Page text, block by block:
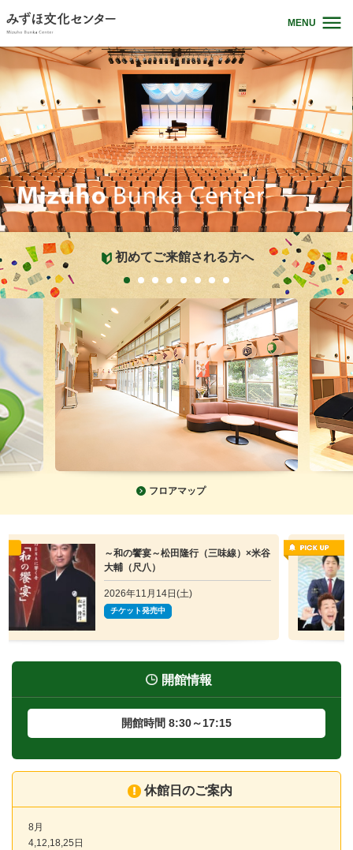
MENU
初めてご来館される方へ
フロアマップ
×米谷 みずほ寄席葉月公演
2026年8月22日(土)
開館情報
開館時間 8:30～17:15
休館日のご案内
8月
4,12,18,25日